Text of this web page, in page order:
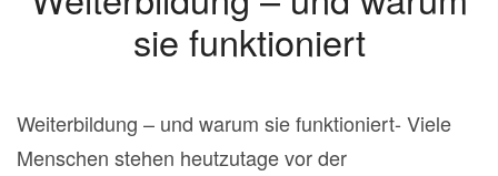
sie funktioniert
Weiterbildung – und warum sie funktioniert- Viele
Menschen stehen heutzutage vor der